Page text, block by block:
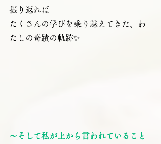
振り返れば
たくさんの学びを乗り越えてきた、わ
たしの奇蹟の軌跡✨
～そして私が上から言われていること